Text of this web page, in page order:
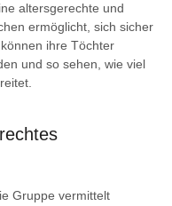
altersgerechte und
ermöglicht, sich sicher
ihre Töchter
und so sehen, wie viel
Gruppe vermittelt